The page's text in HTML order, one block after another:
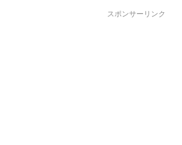
スポンサーリンク